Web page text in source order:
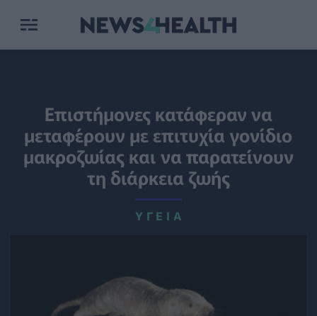
Επιστήμονες κατάφεραν να
μεταφέρουν με επιτυχία γονίδιο
μακροζωίας και να παρατείνουν
τη διάρκεια ζωής
ΥΓΕΊΑ